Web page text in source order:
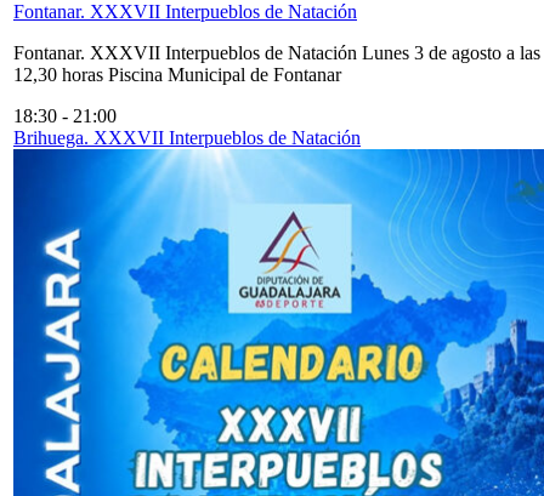
Fontanar. XXXVII Interpueblos de Natación
Fontanar. XXXVII Interpueblos de Natación Lunes 3 de agosto a las
12,30 horas Piscina Municipal de Fontanar
18:30 - 21:00
Brihuega. XXXVII Interpueblos de Natación